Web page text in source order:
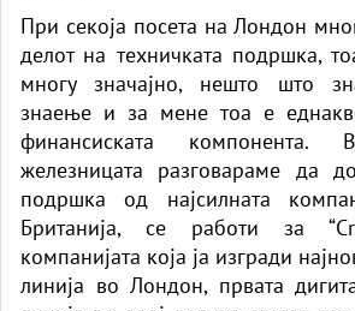
При секоја посета на Лондон
делот на техничката подршка,
многу значајно, нешто што
знаење и за мене тоа е
финансиската
железницата разговараме да
подршка од најсилната
Британија, се работи за
компанијата која ја изгради
линија во Лондон, првата